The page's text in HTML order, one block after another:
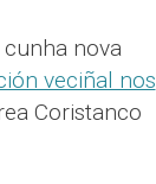
cunha nova
veciñal nos
Coristanco